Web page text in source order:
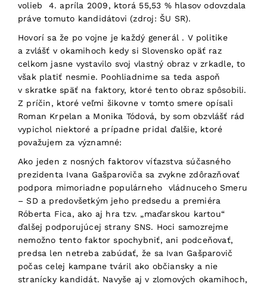
volieb 4. apríla 2009, ktorá 55,53 % hlasov odovzdala
práve tomuto kandidátovi (zdroj: ŠU SR).
Hovorí sa že po vojne je každý generál . V politike
a zvlášť v okamihoch kedy si Slovensko opäť raz
celkom jasne vystavilo svoj vlastný obraz v zrkadle, to
však platiť nesmie. Poohliadnime sa teda aspoň
v skratke späť na faktory, ktoré tento obraz spôsobili.
Z príčin, ktoré veľmi šikovne v tomto smere opísali
Roman Krpelan a Monika Tódová, by som obzvlášť rád
vypichol niektoré a prípadne pridal ďalšie, ktoré
považujem za významné:
Ako jeden z nosných faktorov víťazstva súčasného
prezidenta Ivana Gašparoviča sa zvykne zdôrazňovať
podpora mimoriadne populárneho vládnuceho Smeru
– SD a predovšetkým jeho predsedu a premiéra
Róberta Fica, ako aj hra tzv. „maďarskou kartou“
ďalšej podporujúcej strany SNS. Hoci samozrejme
nemožno tento faktor spochybniť, ani podceňovať,
predsa len netreba zabúdať, že sa Ivan Gašparovič
počas celej kampane tváril ako občiansky a nie
stranícky kandidát. Navyše aj v zlomových okamihoch,